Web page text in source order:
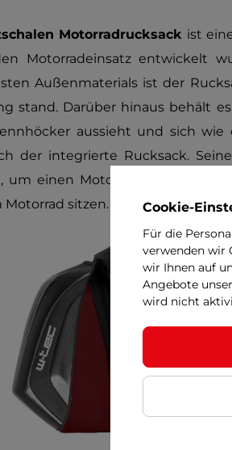
Motorradrucksack ist
Motorradeinsatz entwickelt
Außenmaterials ist der
stand. Darüber hinaus behält
aussieht und sich wie
der integrierte Rucksack.
um einen Motorradhelm
sitzen.
Cookie-
Für die
verwenden wir
wir Ihnen auf
Angebote
wird nicht